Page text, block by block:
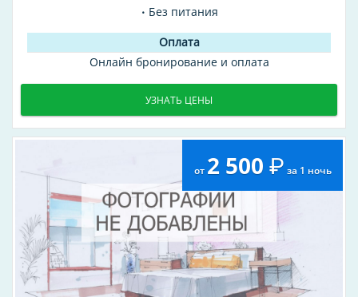
Без питания
Онлайн бронирование и оплата
УЗНАТЬ ЦЕНЫ
от 2 500 за 1 ночь